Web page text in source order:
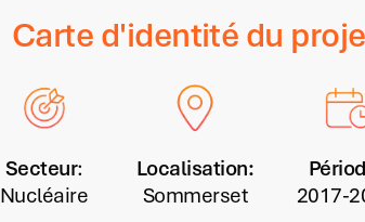
Carte d'identité du
Secteur:
Nucléaire
Localisation:
Sommerset
2017-